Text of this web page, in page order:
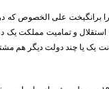
۱۹۱۹ موجی از مخالفت را
و تمامیت مملکت
یک یا چند دولت دیگر هم